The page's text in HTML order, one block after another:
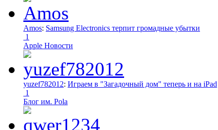
Amos: Samsung Electronics терпит громадные убытки
1
Apple Новости
yuzef782012: Играем в "Загадочный дом" теперь и на iPad
1
Блог им. Pola